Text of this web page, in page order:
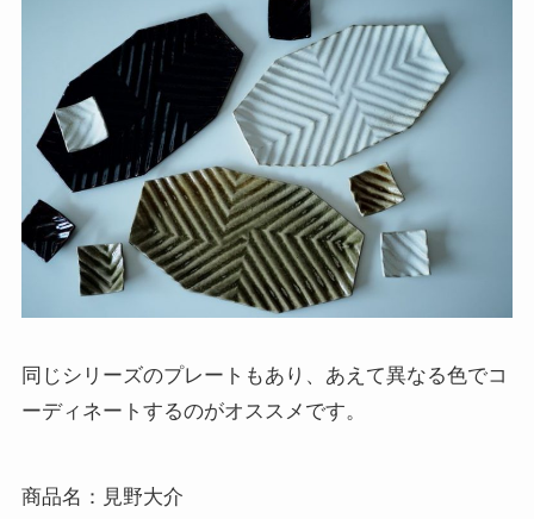
同じシリーズのプレートもあり、あえて異なる色でコ
ーディネートするのがオススメです。
商品名：見野大介